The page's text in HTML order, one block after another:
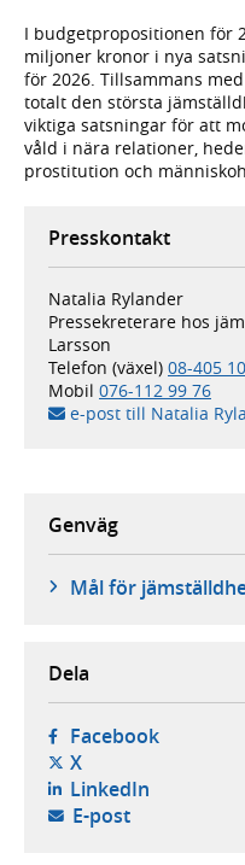
I budgetpropositionen för
miljoner kronor i nya
för 2026. Tillsammans
totalt den största
viktiga satsningar för att
våld i nära relationer,
prostitution och
Presskontakt
Natalia Rylander
Pressekreterare hos
Larsson
Telefon (växel) 08-405
Mobil 076-112 99 76
e-post till Natalia
Genväg
Mål för
Dela
Facebook- öppnas
X- öppnas i ny flik,
LinkedIn- öppnas i
E-post- öppnar din